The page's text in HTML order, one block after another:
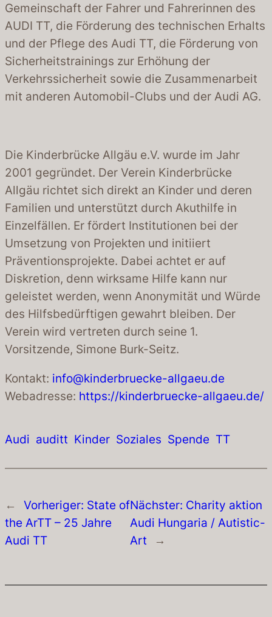
Gemeinschaft der Fahrer und Fahrerinnen des
AUDI TT, die Förderung des technischen Erhalts
und der Pflege des Audi TT, die Förderung von
Sicherheitstrainings zur Erhöhung der
Verkehrssicherheit sowie die Zusammenarbeit
mit anderen Automobil-Clubs und der Audi AG.
Die Kinderbrücke Allgäu e.V. wurde im Jahr
2001 gegründet. Der Verein Kinderbrücke
Allgäu richtet sich direkt an Kinder und deren
Familien und unterstützt durch Akuthilfe in
Einzelfällen. Er fördert Institutionen bei der
Umsetzung von Projekten und initiiert
Präventionsprojekte. Dabei achtet er auf
Diskretion, denn wirksame Hilfe kann nur
geleistet werden, wenn Anonymität und Würde
des Hilfsbedürftigen gewahrt bleiben. Der
Verein wird vertreten durch seine 1.
Vorsitzende, Simone Burk-Seitz.
Kontakt: info@kinderbruecke-allgaeu.de
Webadresse: https://kinderbruecke-allgaeu.de/
Audi auditt Kinder Soziales Spende TT
← Vorheriger: State of
the ArTT – 25 Jahre
Audi TT
Nächster: Charity aktion
Audi Hungaria / Autistic-
Art
→